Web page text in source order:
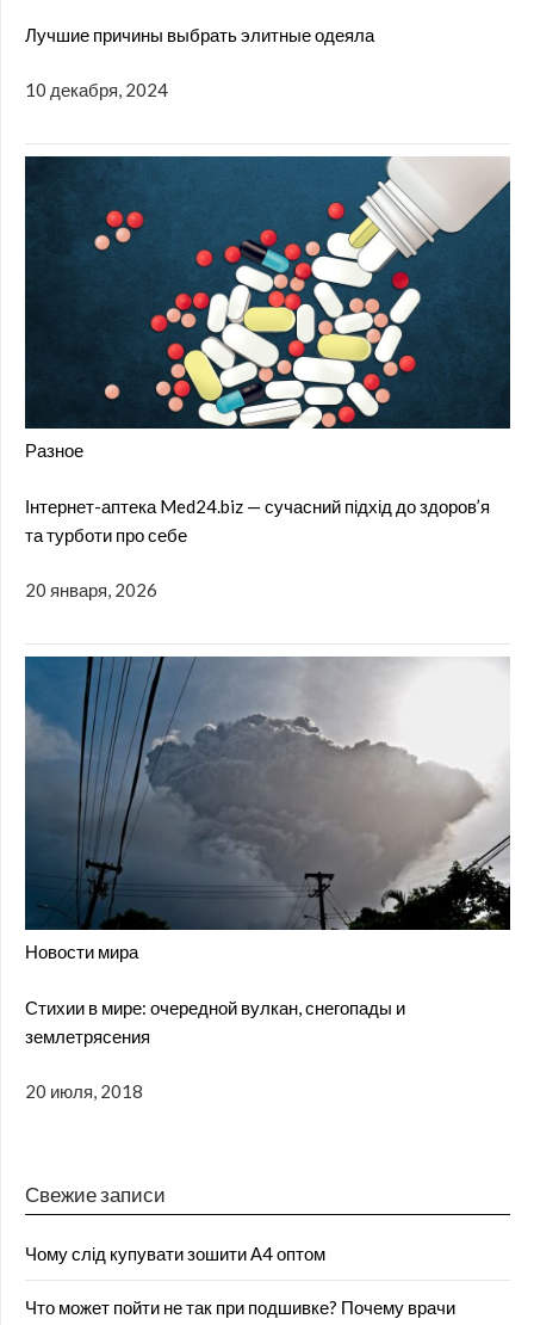
Лучшие причины выбрать элитные одеяла
10 декабря, 2024
Разное
Інтернет-аптека Med24.biz — сучасний підхід до здоров’я
та турботи про себе
20 января, 2026
Новости мира
Стихии в мире: очередной вулкан, снегопады и
землетрясения
20 июля, 2018
Свежие записи
Чому слід купувати зошити А4 оптом
Что может пойти не так при подшивке? Почему врачи